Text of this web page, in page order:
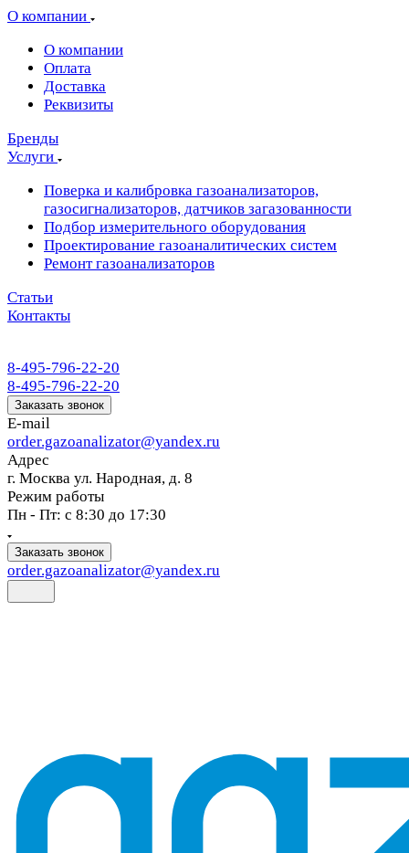
О компании
О компании
Оплата
Доставка
Реквизиты
Бренды
Услуги
Поверка и калибровка газоанализаторов,
газосигнализаторов, датчиков загазованности
Подбор измерительного оборудования
Проектирование газоаналитических систем
Ремонт газоанализаторов
Статьи
Контакты
8-495-796-22-20
8-495-796-22-20
Заказать звонок
E-mail
order.gazoanalizator@yandex.ru
Адрес
г. Москва ул. Народная, д. 8
Режим работы
Пн - Пт: с 8:30 до 17:30
Заказать звонок
order.gazoanalizator@yandex.ru